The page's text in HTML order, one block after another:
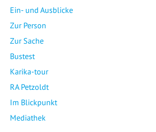
Ein- und Ausblicke
Zur Person
Zur Sache
Bustest
Karika-tour
RA Petzoldt
Im Blickpunkt
Mediathek